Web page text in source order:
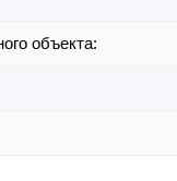
объекта: